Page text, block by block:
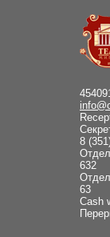
8
632
63
Cash